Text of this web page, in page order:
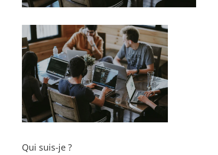
Qui suis-je ?